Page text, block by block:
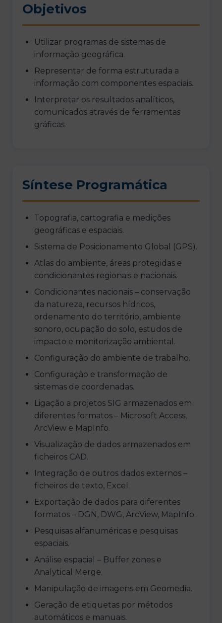
Objetivos
Utilizar programas de sistemas de
informação geográfica.
Representar de forma estruturada a
informação com componentes espaciais.
Interpretar os resultados analíticos,
comunicados através de ferramentas
gráficas.
Síntese Programática
Topografia, cartografia e medições
geográficas e espaciais.
Sistema de Posicionamento Global (GPS).
Atlas do ambiente, áreas protegidas e
condicionantes regionais e nacionais.
Condicionantes nacionais – conservação
da natureza, recursos hídricos,
ordenamento do território, ambiente
sonoro, ocupação do solo, estudos de
impacto e monitorização ambiental.
Configuração do ambiente de trabalho.
Configuração e transformação de
sistemas de coordenadas.
Ligação a projetos SIG armazenados em
diferentes formatos – Microsoft Access,
ArcView e MapInfo.
Visualização de dados armazenados em
ficheiros CAD.
Integração de outros dados externos –
ficheiros de texto, Excel.
Exportação de dados para diferentes
formatos – DGN, DWG, ArcView, MapInfo.
Pesquisas alfanuméricas e pesquisas
espaciais.
Análise espacial – Buffer zones e
Analytical Merge.
Manipulação de imagens em Geomedia.
Geração de etiquetas por métodos
automáticos e manuais.